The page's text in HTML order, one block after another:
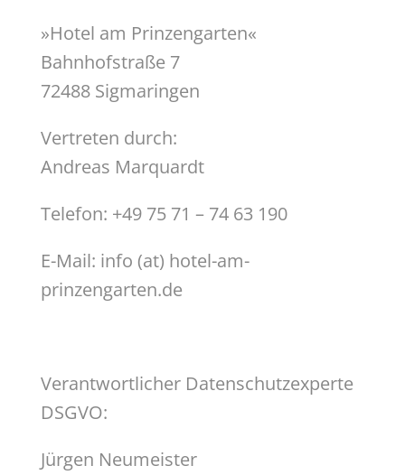
»Hotel am Prinzengarten«
Bahnhofstraße 7
72488 Sigmaringen
Vertreten durch:
Andreas Marquardt
Telefon: +49 75 71 – 74 63 190
E-Mail: info (at) hotel-am-
prinzengarten.de
Verantwortlicher Datenschutzexperte
DSGVO:
Jürgen Neumeister